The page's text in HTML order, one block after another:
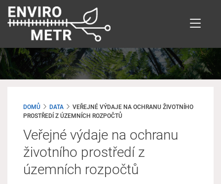
Přejít
hlavnímu
DOMŮ DATA
VEŘEJNÉ VÝDAJE NA OCHRANU ŽIVOTNÍHO
PROSTŘEDÍ Z ÚZEMNÍCH ROZPOČTŮ
Veřejné výdaje na ochranu
životního prostředí z
územních rozpočtů